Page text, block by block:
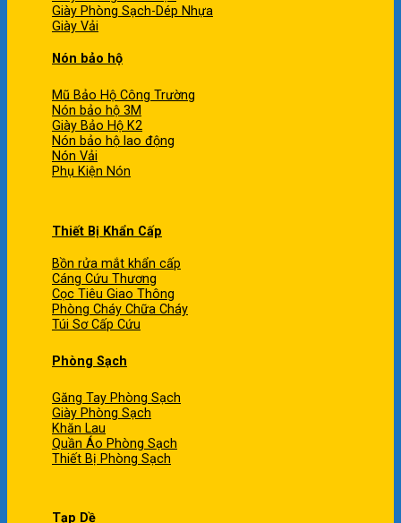
Giày Phòng Sạch-Dép Nhựa
Giày Vải
Nón bảo hộ
Mũ Bảo Hộ Công Trường
Nón bảo hộ 3M
Giày Bảo Hộ K2
Nón bảo hộ lao động
Nón Vải
Phụ Kiện Nón
Thiết Bị Khẩn Cấp
Bồn rửa mắt khẩn cấp
Cáng Cứu Thương
Cọc Tiêu Giao Thông
Phòng Cháy Chữa Cháy
Túi Sơ Cấp Cứu
Phòng Sạch
Găng Tay Phòng Sạch
Giày Phòng Sạch
Khăn Lau
Quần Áo Phòng Sạch
Thiết Bị Phòng Sạch
Tạp Dề